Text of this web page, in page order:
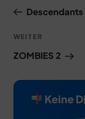
BeitragDescendants
Nächster
Beitrag
WEITER
ZOMBIES 2
Keine